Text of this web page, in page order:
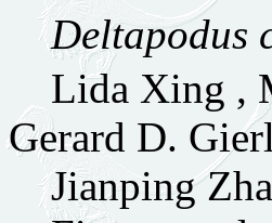
Deltapodus
Lida Xing ,
Gerard D.
Jianping